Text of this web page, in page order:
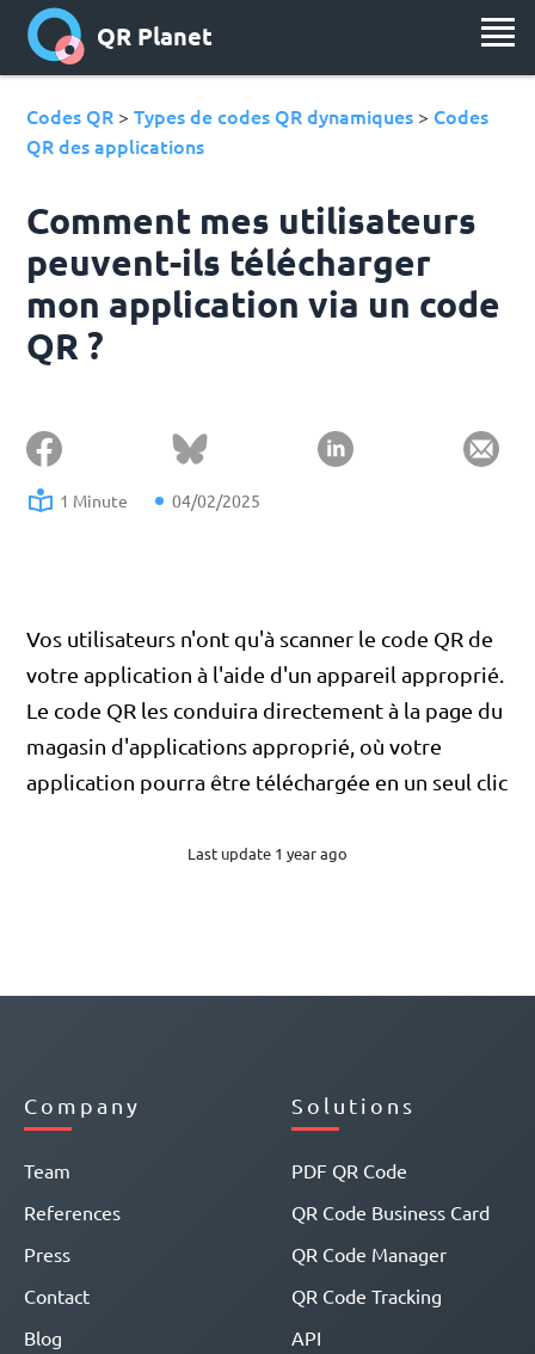
QR Planet
Codes QR >Types de codes QR dynamiques > Codes
QR des applications
Comment mes utilisateurs
peuvent-ils télécharger
mon application via un code
QR ?
1 Minute 04/02/2025
Vos utilisateurs n'ont qu'à scanner le code QR de
votre application à l'aide d'un appareil approprié.
Le code QR les conduira directement à la page du
magasin d'applications approprié, où votre
application pourra être téléchargée en un seul clic
Last update 1 year ago
Company
Team
References
Press
Contact
Blog
Solutions
PDF QR Code
QR Code Business Card
QR Code Manager
QR Code Tracking
API